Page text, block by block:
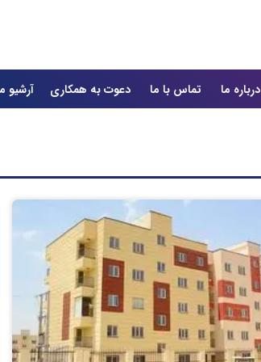
درباره ما تماس با ما دعوت به همکاری آرشیو